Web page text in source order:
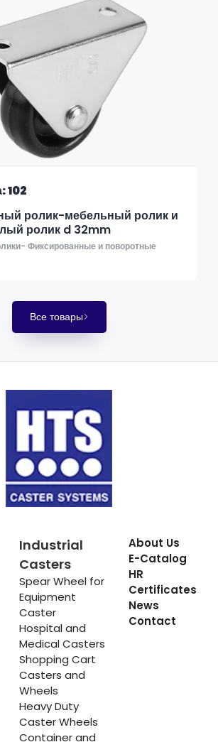
102
ролик-мебельный ролик и
ролик d 32mm
Фиксированные и поворотные
Все товары
Industrial
Casters
Spear Wheel for
Equipment
Caster
Hospital and
Medical Casters
Shopping Cart
Casters and
Wheels
Heavy Duty
Caster Wheels
Container and
About Us
E-Catalog
HR
Certificates
News
Contact